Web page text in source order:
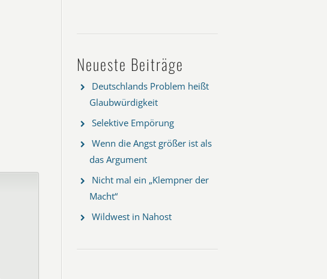
Neueste Beiträge
Deutschlands Problem heißt
Glaubwürdigkeit
Selektive Empörung
Wenn die Angst größer ist als
das Argument
Nicht mal ein „Klempner der
Macht“
Wildwest in Nahost